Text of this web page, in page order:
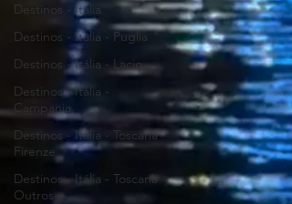
Destinos - Itália
Destinos - Itália - Puglia
Destinos - Itália - Lacio
Destinos - Itália -
Campania
Destinos - Itália - Toscana
Firenze
Destinos - Itália - Toscana
Outros